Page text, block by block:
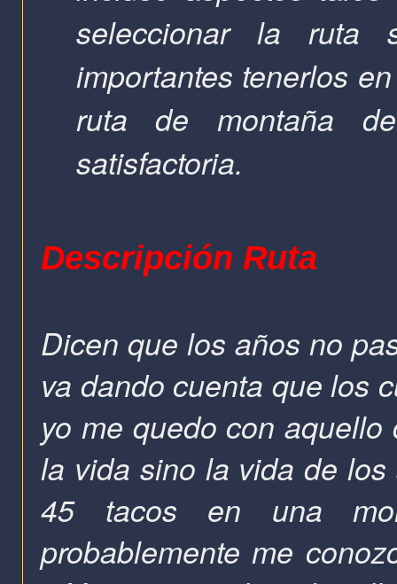
seleccionar la
importantes tenerlos
ruta de montaña
satisfactoria.
Descripción Ruta
Dicen que los años no
va dando cuenta que los
yo me quedo con
la vida sino la vida de
45 tacos en una
probablemente me